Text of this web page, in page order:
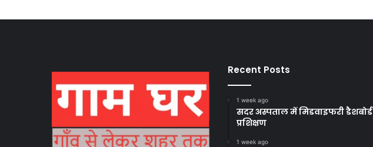
Recent Posts
1 week ago
सदर अस्पताल में मिडवाइफरी डैशबोर्ड
प्रशिक्षण
1 week ago